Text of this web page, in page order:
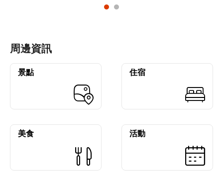
周邊資訊
景點 住宿
美食 活動